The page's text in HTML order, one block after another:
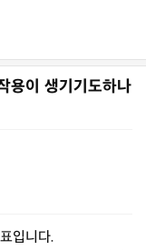
용이 생기기도하나
입니다.